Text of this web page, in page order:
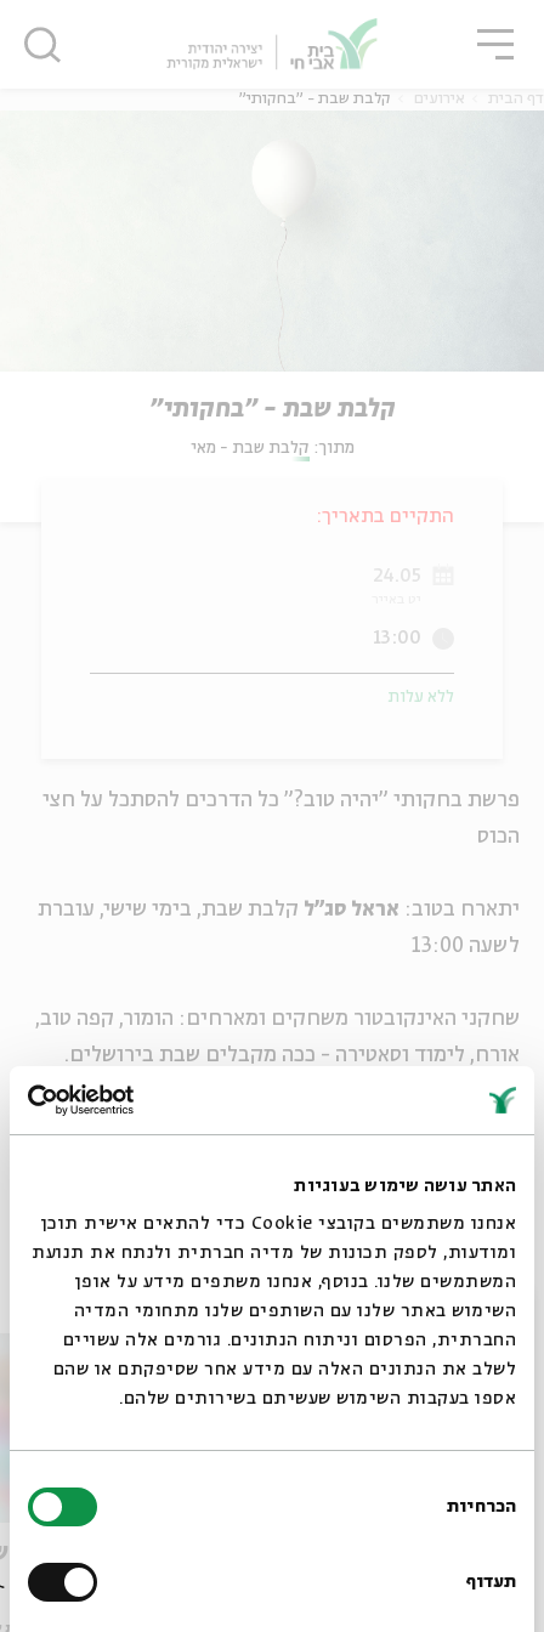
האתר עושה שימוש בעוגיות
אנחנו משתמשים בקובצי Cookie כדי להתאים אישית תוכן
ומודעות, לספק תכונות של מדיה חברתית ולנתח את תנועת
המשתמשים שלנו. בנוסף, אנחנו משתפים מידע על אופן
השימוש באתר שלנו עם השותפים שלנו מתחומי המדיה
החברתית, הפרסום וניתוח הנתונים. גורמים אלה עשויים
לשלב את הנתונים האלה עם מידע אחר שסיפקתם או שהם
אספו בעקבות השימוש שעשיתם בשירותים שלהם.
הסכמה
הכרחיות
תעדוף
דף הבית אירועים קלבת שבת - "בחקותי"
קלבת שבת - "בחקותי"
מתוך: קלבת שבת - מאי
פרשת בחקותי "יהיה טוב?" כל הדרכים להסתכל על חצי
הכוס
יתארח בטוב: אראל סג"ל קלבת שבת, בימי שישי, עוברת
לשעה 13:00
שחקני האינקובטור משחקים ומארחים: הומור, קפה טוב,
אורח, לימוד וסאטירה - ככה מקבלים שבת בירושלים.
מנהל אמנותי:
שיתוף הוספה ליומן
התקיים בתאריך:
24.05
13:00
ללא עלות
אירועים נוספים בסדרה
קלבת
סגור
סגור